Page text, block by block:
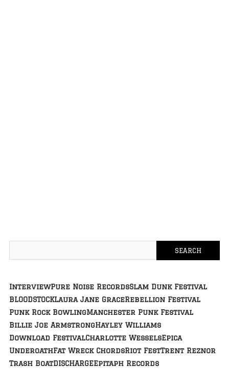
InterviewPure Noise RecordsSlam Dunk Festival
BLOODSTOCKLaura Jane GraceRebellion Festival
Punk Rock BowlingManchester Punk Festival
Billie Joe ArmstrongHayley Williams
Download FestivalCharlotte WesselsEpica
UnderoathFat Wreck ChordsRiot FestTrent Reznor
Trash BoatDISCHARGEEpitaph Records